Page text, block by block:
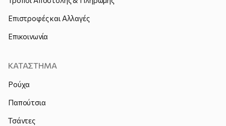
Επιστροφές και Αλλαγές
Επικοινωνία
ΚΑΤΑΣΤΗΜΑ
Ρούχα
Παπούτσια
Τσάντες